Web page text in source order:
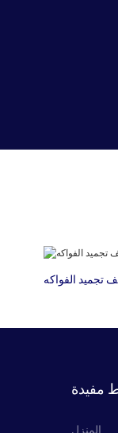
تجميد الفواكه
مفيدة
المنزل